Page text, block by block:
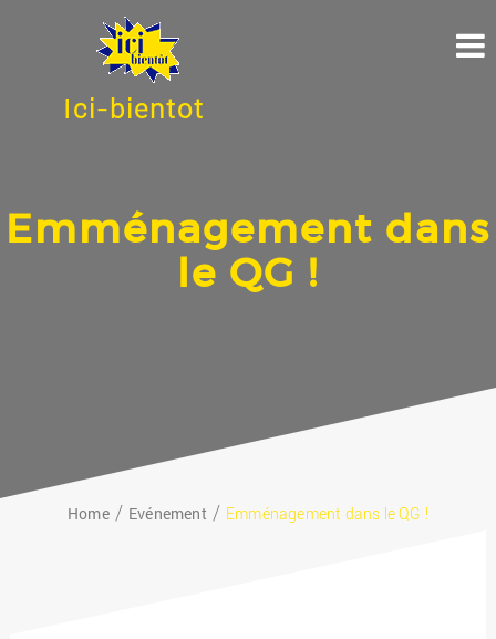
Ici-bientot
Emménagement dans
le QG !
Home Evénement Emménagement dans le QG !